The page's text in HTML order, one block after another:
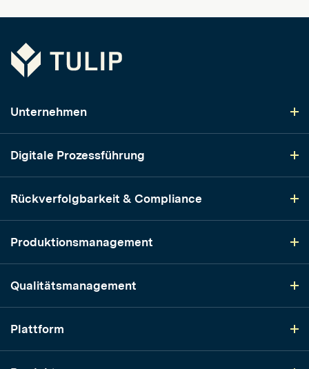
Tulip
Unternehmen
Digitale Prozessführung
Rückverfolgbarkeit & Compliance
Produktionsmanagement
Qualitätsmanagement
Plattform